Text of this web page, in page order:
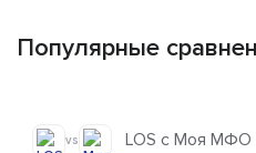
Популярные
vs LOS с Моя МФО